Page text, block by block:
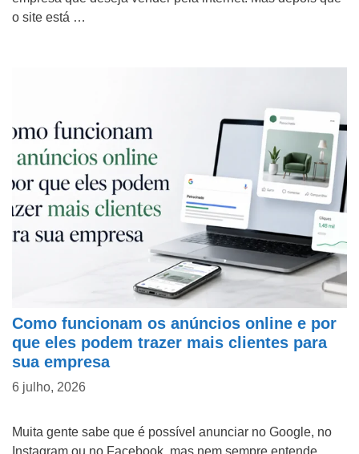
o site está …
Como funcionam os anúncios online e por
que eles podem trazer mais clientes para
sua empresa
6 julho, 2026
Muita gente sabe que é possível anunciar no Google, no
Instagram ou no Facebook, mas nem sempre entende